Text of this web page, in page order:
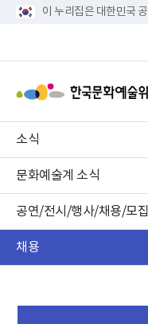
이 누리집은 대한민국
소식
문화예술계 소식
공연/전시/행사/채용/모집
채용